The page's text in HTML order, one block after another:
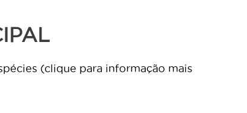
(clique para informação mais